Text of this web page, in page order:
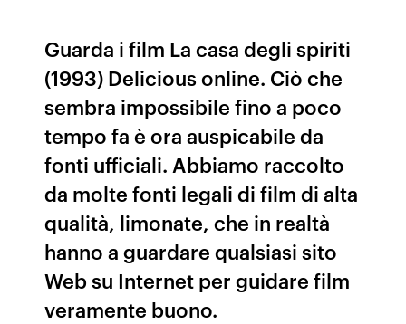
Guarda i film La casa degli spiriti
(1993) Delicious online. Ciò che
sembra impossibile fino a poco
tempo fa è ora auspicabile da
fonti ufficiali. Abbiamo raccolto
da molte fonti legali di film di alta
qualità, limonate, che in realtà
hanno a guardare qualsiasi sito
Web su Internet per guidare film
veramente buono.